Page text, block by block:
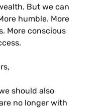
But we can
humble. More
More conscious
should also
no longer with